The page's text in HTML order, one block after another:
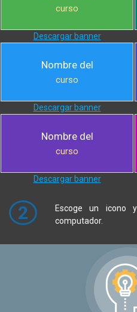
curso
Descargar banner
Nombre del
curso
Descargar banner
Nombre del
curso
Descargar banner
2
Escoge un icono
computador.